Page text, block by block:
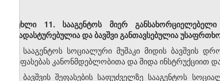
მუხლი 11. სააგენტოს მიერ
განსახორციელებელი
დადასტურებულიადაბავშვიგანთავსებულია
1. სააგენტოს სოციალური მუშაკი მიდის ბავშვის
შეფასებას კანონმდებლობითა და შიდა ინსტრუქციით
2. ბავშვის შეფასების საფუძველზე სააგენტოს